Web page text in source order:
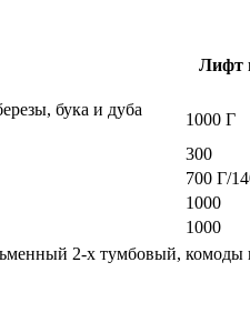
Лифт
бука и дуба
1000 Г
300
700 Г/
1000
1000
2-х тумбовый, комоды